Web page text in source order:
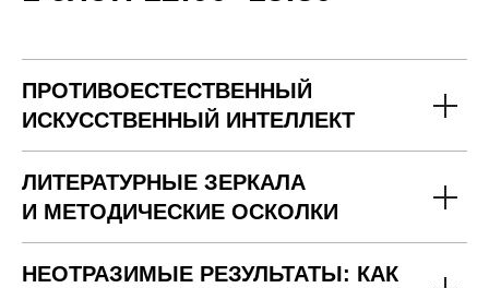
ПРОТИВОЕСТЕСТВЕННЫЙ
ИСКУССТВЕННЫЙ ИНТЕЛЛЕКТ
ЛИТЕРАТУРНЫЕ ЗЕРКАЛА
И МЕТОДИЧЕСКИЕ ОСКОЛКИ
НЕОТРАЗИМЫЕ РЕЗУЛЬТАТЫ: КАК